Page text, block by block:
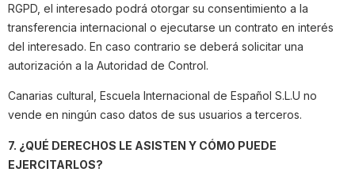
RGPD, el interesado podrá otorgar su consentimiento a la
transferencia internacional o ejecutarse un contrato en interés
del interesado. En caso contrario se deberá solicitar una
autorización a la Autoridad de Control.
Canarias cultural, Escuela Internacional de Español S.L.U no
vende en ningún caso datos de sus usuarios a terceros.
7. ¿QUÉ DERECHOS LE ASISTEN Y CÓMO PUEDE
EJERCITARLOS?